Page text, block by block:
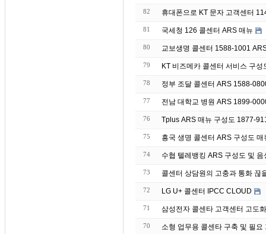
82 휴대폰으로 KT 문자 고객센터
81 국세청 126 콜센터 ARS 매뉴
80 교보생명 콜센터 1588-1001
79 KT 비즈메카 콜센터 서비스 구성
78 정부 조달 콜센터 ARS 1588-
77 전남 대학교 병원 ARS 1899-
76 Tplus ARS 매뉴 구성도 1877-
75 흥국 생명 콜센터 ARS 구성도
74 수협 텔레뱅킹 ARS 구성도 및
73 콜센터 상담원의 고충과 통화 끊
72 LG U+ 콜센터 IPCC CLOUD
71 삼성전자 콜센타 고객센터 고도
70 소형 업무용 콜센타 구축 및 필요